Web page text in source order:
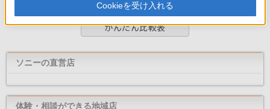
ソニーの直営店
体験・相談ができる地域店
Cookieを受け入れる